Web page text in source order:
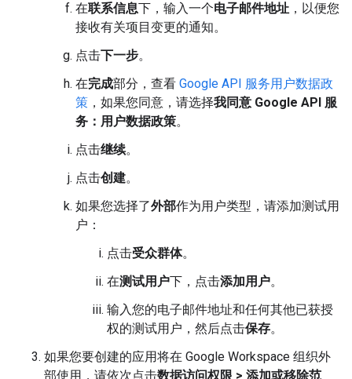
在联系信息下，输入一个电子邮件地址 ，以便您
接收有关项目变更的通知。
点击下一步。
在完成部分，查看 Google API 服务用户数据政
策 ，如果您同意，请选择我同意 Google API 服
务：用户数据政策。
点击继续。
点击创建。
如果您选择了外部作为用户类型，请添加测试用
户：
点击受众群体。
在测试用户下，点击添加用户。
输入您的电子邮件地址和任何其他已获授
权的测试用户，然后点击保存。
如果您要创建的应用将在 Google Workspace 组织外
部使用，请依次点击数据访问权限 > 添加或移除范